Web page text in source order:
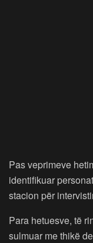
Pas veprimeve
identifikuar
stacion për
Para hetuesve, të
sulmuar me thikë